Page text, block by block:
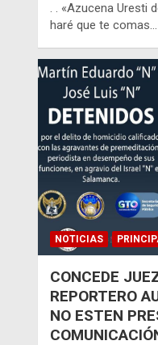
. . «Azucena Uresti
haré que te comas…
NOTICIAS
CONCEDE
REPORTERO
NO ESTEN